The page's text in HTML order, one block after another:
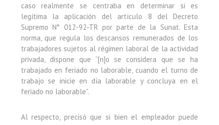
caso realmente se centraba en determinar si es
legítima la aplicación del artículo 8 del Decreto
Supremo N° 012-92-TR por parte de la Sunat. Esta
norma, que regula los descansos remunerados de los
trabajadores sujetos al régimen laboral de la actividad
privada, dispone que “[n]o se considera que se ha
trabajado en feriado no laborable, cuando el turno de
trabajo se inicie en día laborable y concluya en el
feriado no laborable”.
Al respecto, precisó que si bien el empleador puede